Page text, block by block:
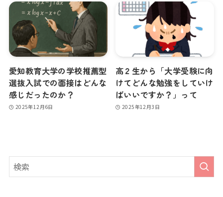
愛知教育大学の学校推薦型
選抜入試での面接はどんな
感じだったのか？
2025年12月6日
高２生から「大学受験に向
けてどんな勉強をしていけ
ばいいですか？」って
2025年12月3日